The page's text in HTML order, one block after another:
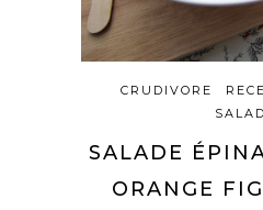
CRUDIVORE
SALADE
ORANGE